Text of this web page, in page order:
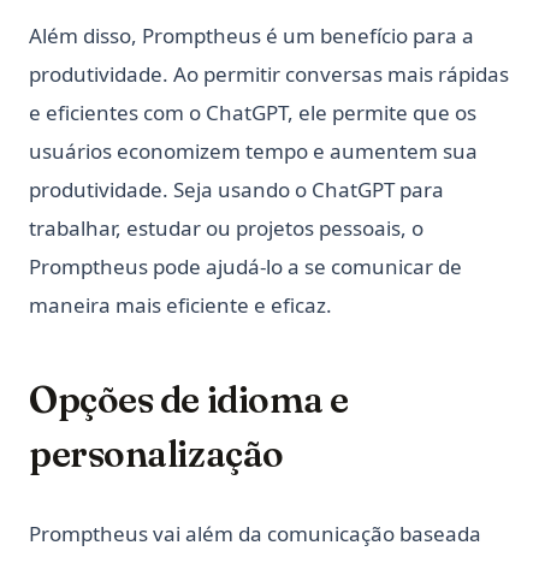
Além disso, Promptheus é um benefício para a
produtividade. Ao permitir conversas mais rápidas
e eficientes com o ChatGPT, ele permite que os
usuários economizem tempo e aumentem sua
produtividade. Seja usando o ChatGPT para
trabalhar, estudar ou projetos pessoais, o
Promptheus pode ajudá-lo a se comunicar de
maneira mais eficiente e eficaz.
Opções de idioma e
personalização
Promptheus vai além da comunicação baseada